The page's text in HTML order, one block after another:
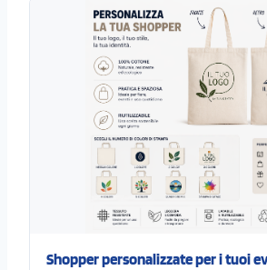
Shopper personalizzate per i tuoi